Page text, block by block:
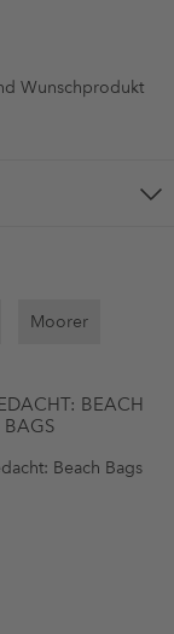
Wunschprodukt
Moorer
BEACH B
AGS